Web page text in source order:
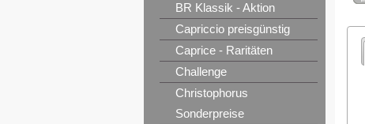
BR Klassik - Aktion
Capriccio preisgünstig
Caprice - Raritäten
Challenge
Christophorus
Sonderpreise